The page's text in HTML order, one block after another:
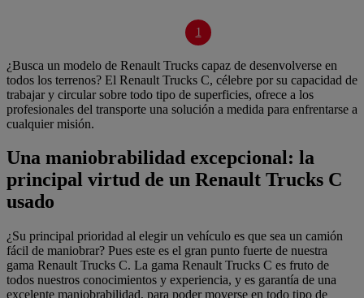
1
¿Busca un modelo de Renault Trucks capaz de desenvolverse en
todos los terrenos? El Renault Trucks C, célebre por su capacidad de
trabajar y circular sobre todo tipo de superficies, ofrece a los
profesionales del transporte una solución a medida para enfrentarse a
cualquier misión.
Una maniobrabilidad excepcional: la
principal virtud de un Renault Trucks C
usado
¿Su principal prioridad al elegir un vehículo es que sea un camión
fácil de maniobrar? Pues este es el gran punto fuerte de nuestra
gama Renault Trucks C. La gama Renault Trucks C es fruto de
todos nuestros conocimientos y experiencia, y es garantía de una
excelente maniobrabilidad, para poder moverse en todo tipo de